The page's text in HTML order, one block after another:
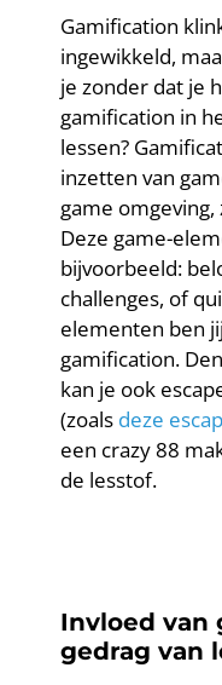
Gamification
ingewikkeld,
je zonder dat je
gamification in
lessen?
inzetten van
game
Deze game-
bijvoorbeeld:
challenges, of
elementen ben
gamification.
kan je ook
(zoals deze
een crazy 88
de lesstof.
Invloed van
gedrag van